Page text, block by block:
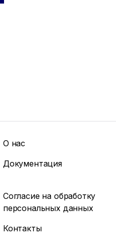
О нас
Документация
Согласие на обработку
персональных данных
Контакты